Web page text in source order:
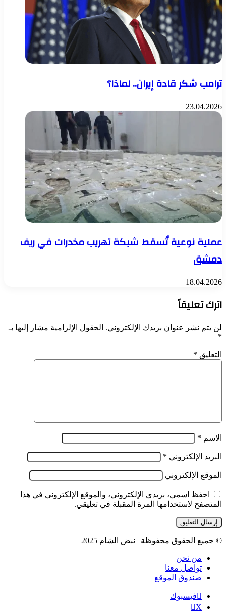
ترامب شكر قادة إيران.. لماذا؟
23.04.2026
عملية نوعية تُسقط شبكة تهريب مخدرات في ريف
دمشق
18.04.2026
اترك تعليقاً
لن يتم نشر عنوان بريدك الإلكتروني. الحقول الإلزامية مشار إليها بـ
*
التعليق *
الاسم *
البريد الإلكتروني *
الموقع الإلكتروني
احفظ اسمي، بريدي الإلكتروني، والموقع الإلكتروني في هذا
المتصفح لاستخدامها المرة المقبلة في تعليقي.
© جميع الحقوق محفوظة | نبض الشام 2025
من نحن
تواصل معنا
صندوق الموقع
فيسبوك
‫X